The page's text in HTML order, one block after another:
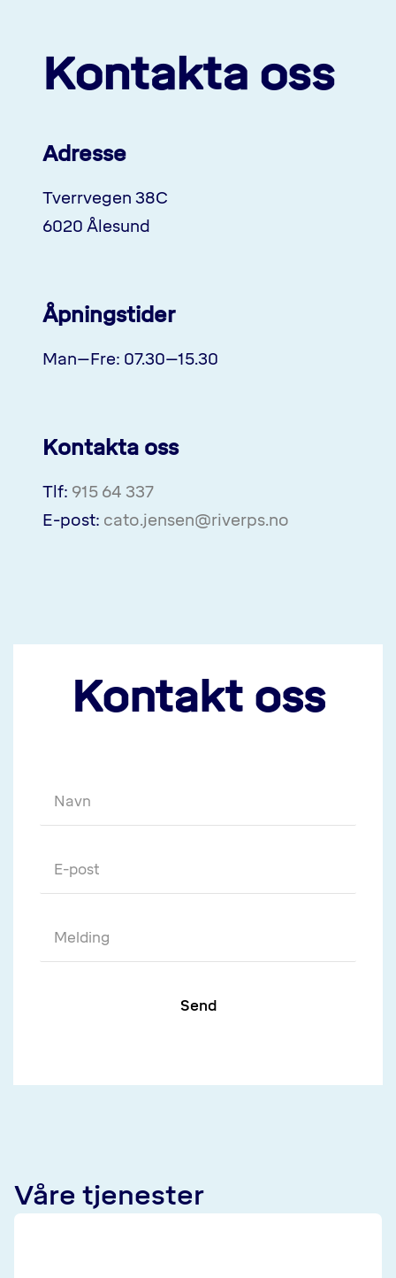
Kontakta oss
Adresse
Tverrvegen 38C
6020 Ålesund
Åpningstider
Man–Fre: 07.30–15.30
Kontakta oss
Tlf: 915 64 337
E-post: cato.jensen@riverps.no
Send
Våre tjenester